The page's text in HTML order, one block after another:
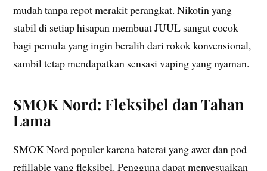
mudah tanpa repot merakit perangkat. Nikotin yang
stabil di setiap hisapan membuat JUUL sangat cocok
bagi pemula yang ingin beralih dari rokok konvensional,
sambil tetap mendapatkan sensasi vaping yang nyaman.
SMOK Nord: Fleksibel dan Tahan
Lama
SMOK Nord populer karena baterai yang awet dan pod
refillable yang fleksibel. Pengguna dapat menyesuaikan